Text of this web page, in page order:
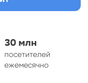
30 млн
посетителей
ежемесячно